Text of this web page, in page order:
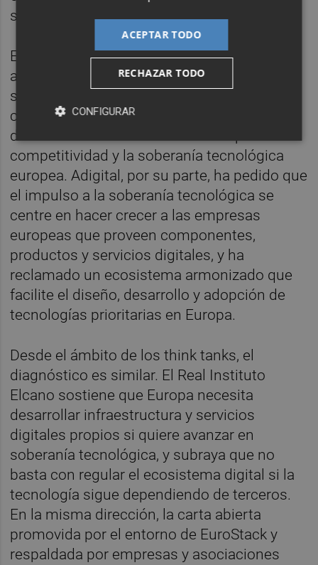
soberanía digital.
El mismo mensaje aparece en las
asociaciones del sector. Connect Europe
señaló el 3 de junio que la nueva orientación
comunitaria refleja la creciente importancia
de la infraestructura de cloud e IA para la
competitividad y la soberanía tecnológica
europea. Adigital, por su parte, ha pedido que
el impulso a la soberanía tecnológica se
centre en hacer crecer a las empresas
europeas que proveen componentes,
productos y servicios digitales, y ha
reclamado un ecosistema armonizado que
facilite el diseño, desarrollo y adopción de
tecnologías prioritarias en Europa.
Desde el ámbito de los think tanks, el
diagnóstico es similar. El Real Instituto
Elcano sostiene que Europa necesita
desarrollar infraestructura y servicios
digitales propios si quiere avanzar en
soberanía tecnológica, y subraya que no
basta con regular el ecosistema digital si la
tecnología sigue dependiendo de terceros.
En la misma dirección, la carta abierta
promovida por el entorno de EuroStack y
respaldada por empresas y asociaciones
ACEPTAR TODO
RECHAZAR TODO
CONFIGURAR